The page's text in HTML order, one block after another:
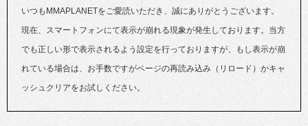
いつもMMAPLANETをご愛読いただき、誠にありがとうございます。
現在、スマートフォンにて表示が崩れる現象が発生しております。当方
でも正しい形で表示されるよう設定を行っておりますが、もし表示が崩
れている場合は、お手数ですがページの再読み込み（リロード）かキャ
ッシュクリアをお試しください。